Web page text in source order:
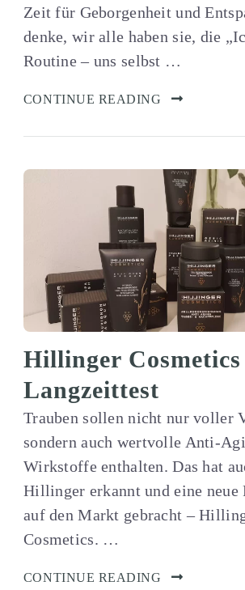
Zeit für Geborgenheit und
denke, wir alle haben sie, die
Routine – uns selbst …
CONTINUE READING
Hillinger
Langzeittest
Trauben sollen nicht nur voller
sondern auch wertvolle Anti-
Wirkstoffe enthalten. Das hat
Hillinger erkannt und eine neue
auf den Markt gebracht –
Cosmetics. …
CONTINUE READING